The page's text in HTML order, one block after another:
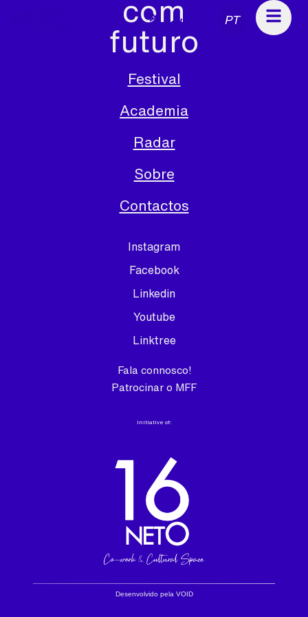
Radar PT
com
futuro
Festival
Academia
Radar
Sobre
Contactos
Instagram
Facebook
Linkedin
Youtube
Linktree
Fala connosco!
Patrocinar o MFF
Initiative of:
Desenvolvido pela VOID